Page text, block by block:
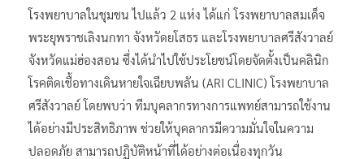
โรงพยาบาลในชุมชน ไปแล้ว 2 แห่ง ได้แก่ โรงพยาบาลสมเด็จ
พระยุพราชเลิงนกทา จังหวัดยโสธร และโรงพยาบาลศรีสังวาลย์
จังหวัดแม่ฮ่องสอน ซึ่งได้นำไปใช้ประโยชน์โดยจัดตั้งเป็นคลินิก
โรคติดเชื้อทางเดินหายใจเฉียบพลัน (ARI CLINIC) โรงพยาบาล
ศรีสังวาลย์ โดยพบว่า ทีมบุคลากรทางการแพทย์สามารถใช้งาน
ได้อย่างมีประสิทธิภาพ ช่วยให้บุคลากรมีความมั่นใจในความ
ปลอดภัย สามารถปฏิบัติหน้าที่ได้อย่างต่อเนื่องทุกวัน